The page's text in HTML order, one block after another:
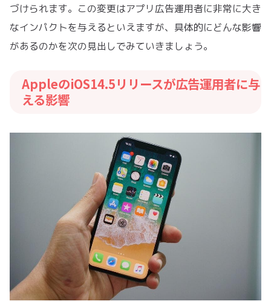
づけられます。この変更はアプリ広告運用者に非常に大き
なインパクトを与えるといえますが、具体的にどんな影響
があるのかを次の見出しでみていきましょう。
AppleのiOS14.5リリースが広告運用者に与
える影響